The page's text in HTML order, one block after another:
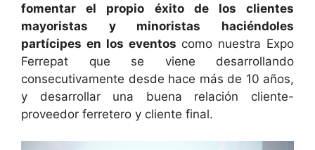
fomentar el propio éxito de los clientes
mayoristas y minoristas haciéndoles
partícipes en los eventos como nuestra Expo
Ferrepat que se viene desarrollando
consecutivamente desde hace más de 10 años,
y desarrollar una buena relación cliente-
proveedor ferretero y cliente final.